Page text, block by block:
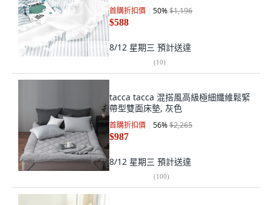
首購折扣價 50%$1,196
$588
8/12 星期三 預計送達
(10)
tacca tacca 混搭風高級極細纖維鬆緊
帶型雙面床墊, 灰色
首購折扣價 56%$2,265
$987
8/12 星期三 預計送達
(100)